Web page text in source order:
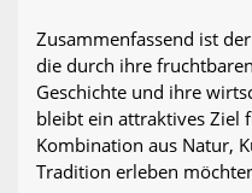
Zusammenfassend ist
die durch ihre
Geschichte und ihre
bleibt ein attraktives Ziel
Kombination aus Natur,
Tradition erleben